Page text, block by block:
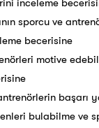
inceleme
sporcu ve
becerisine
motive
başarı
bulabilme ve